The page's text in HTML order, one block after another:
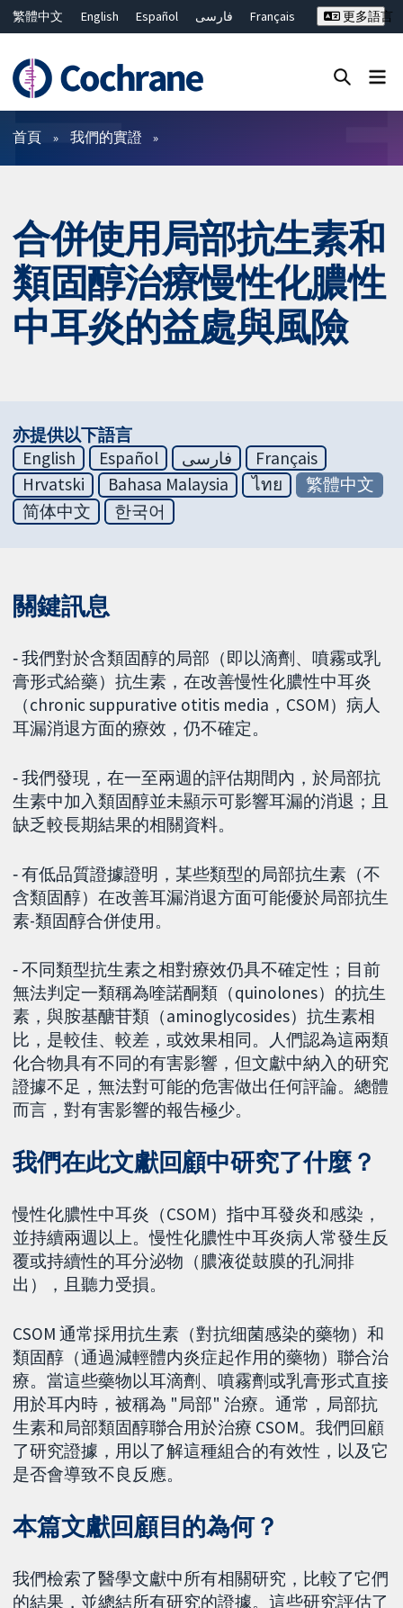
繁體中文 English Español فارسی
Français
ไทย
简体中文
更多語言
篩選條件
首頁 我們的實證
合併使用局部抗生素和
類固醇治療慢性化膿性
中耳炎的益處與風險
亦提供以下語言
English
Español فارسی
Français
Hrvatski
Bahasa Malaysia ไทย
繁體中文
简体中文
한국어
關鍵訊息
‐ 我們對於含類固醇的局部（即以滴劑、噴霧或乳
膏形式給藥）抗生素，在改善慢性化膿性中耳炎
（chronic suppurative otitis media，CSOM）病人
耳漏消退方面的療效，仍不確定。
‐ 我們發現，在一至兩週的評估期間內，於局部抗
生素中加入類固醇並未顯示可影響耳漏的消退；且
缺乏較長期結果的相關資料。
‐ 有低品質證據證明，某些類型的局部抗生素（不
含類固醇）在改善耳漏消退方面可能優於局部抗生
素-類固醇合併使用。
‐ 不同類型抗生素之相對療效仍具不確定性；目前
無法判定一類稱為喹諾酮類（quinolones）的抗生
素，與胺基醣苷類（aminoglycosides）抗生素相
比，是較佳、較差，或效果相同。人們認為這兩類
化合物具有不同的有害影響，但文獻中納入的研究
證據不足，無法對可能的危害做出任何評論。總體
而言，對有害影響的報告極少。
我們在此文獻回顧中研究了什麼？
慢性化膿性中耳炎（CSOM）指中耳發炎和感染，
並持續兩週以上。慢性化膿性中耳炎病人常發生反
覆或持續性的耳分泌物（膿液從鼓膜的孔洞排
出），且聽力受損。
CSOM 通常採用抗生素（對抗细菌感染的藥物）和
類固醇（通過減輕體内炎症起作用的藥物）聯合治
療。當這些藥物以耳滴劑、噴霧劑或乳膏形式直接
用於耳内時，被稱為 "局部" 治療。通常，局部抗
生素和局部類固醇聯合用於治療 CSOM。我們回顧
了研究證據，用以了解這種組合的有效性，以及它
是否會導致不良反應。
本篇文獻回顧目的為何？
我們檢索了醫學文獻中所有相關研究，比較了它們
的結果，並總結所有研究的證據。這些研究評估了